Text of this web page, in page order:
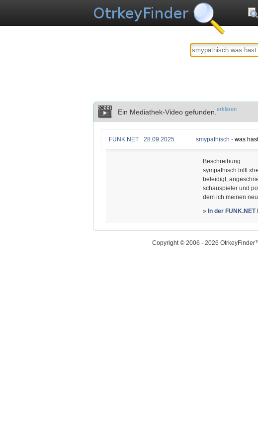
Ein Mediathek-Video gefunden. erklären
FUNK.NET 28.09.2025 smypathisch - was
Beschreibung:
sympathisch trifft
beleidigt,
schauspieler und
dem ich meinen
» In der
Copyright © 2006 - 2026